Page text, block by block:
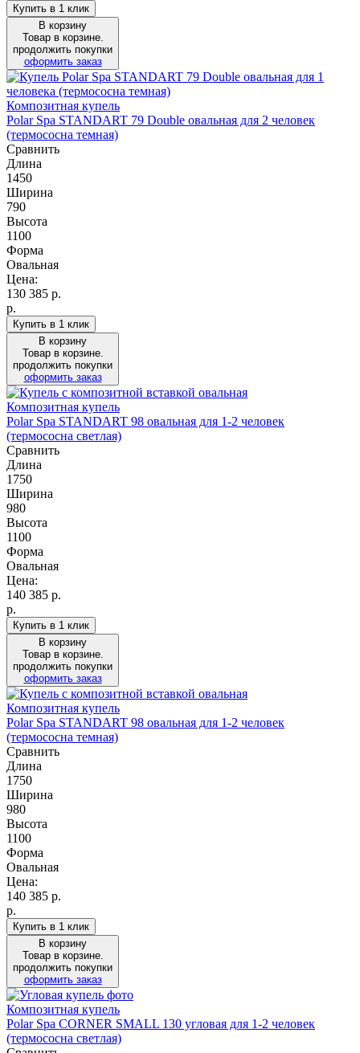
Купить в 1 клик
В корзину
Товар в корзине.
продолжить покупки
оформить заказ
Композитная купель
Polar Spa STANDART 79 Double овальная для 2 человек
(термососна темная)
Сравнить
Длина
1450
Ширина
790
Высота
1100
Форма
Овальная
Цена:
130 385 р.
р.
Купить в 1 клик
В корзину
Товар в корзине.
продолжить покупки
оформить заказ
Композитная купель
Polar Spa STANDART 98 овальная для 1-2 человек
(термососна светлая)
Сравнить
Длина
1750
Ширина
980
Высота
1100
Форма
Овальная
Цена:
140 385 р.
р.
Купить в 1 клик
В корзину
Товар в корзине.
продолжить покупки
оформить заказ
Композитная купель
Polar Spa STANDART 98 овальная для 1-2 человек
(термососна темная)
Сравнить
Длина
1750
Ширина
980
Высота
1100
Форма
Овальная
Цена:
140 385 р.
р.
Купить в 1 клик
В корзину
Товар в корзине.
продолжить покупки
оформить заказ
Композитная купель
Polar Spa CORNER SMALL 130 угловая для 1-2 человек
(термососна светлая)